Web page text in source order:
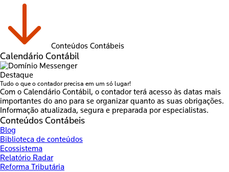
Conteúdos Contábeis
Calendário Contábil
Destaque
Tudo o que o contador precisa em um só lugar!
Com o Calendário Contábil, o contador terá acesso às datas mais
importantes do ano para se organizar quanto as suas obrigações.
Informação atualizada, segura e preparada por especialistas.
Conteúdos Contábeis
Blog
Biblioteca de conteúdos
Ecossistema
Relatório Radar
Reforma Tributária